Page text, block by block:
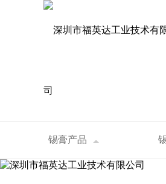
锡膏产品资讯中
首页 >